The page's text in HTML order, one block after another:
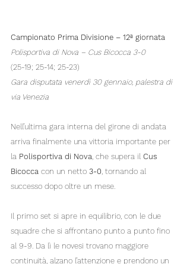
Campionato Prima Divisione – 12ª giornata
Polisportiva di Nova – Cus Bicocca 3-0
(25-19; 25-14; 25-23)
Gara disputata venerdì 30 gennaio, palestra di
via Venezia
Nell’ultima gara interna del girone di andata
arriva finalmente una vittoria importante per
la Polisportiva di Nova, che supera il Cus
Bicocca con un netto 3-0, tornando al
successo dopo oltre un mese.
Il primo set si apre in equilibrio, con le due
squadre che si affrontano punto a punto fino
al 9-9. Da lì le novesi trovano maggiore
continuità, alzano l’attenzione e prendono un